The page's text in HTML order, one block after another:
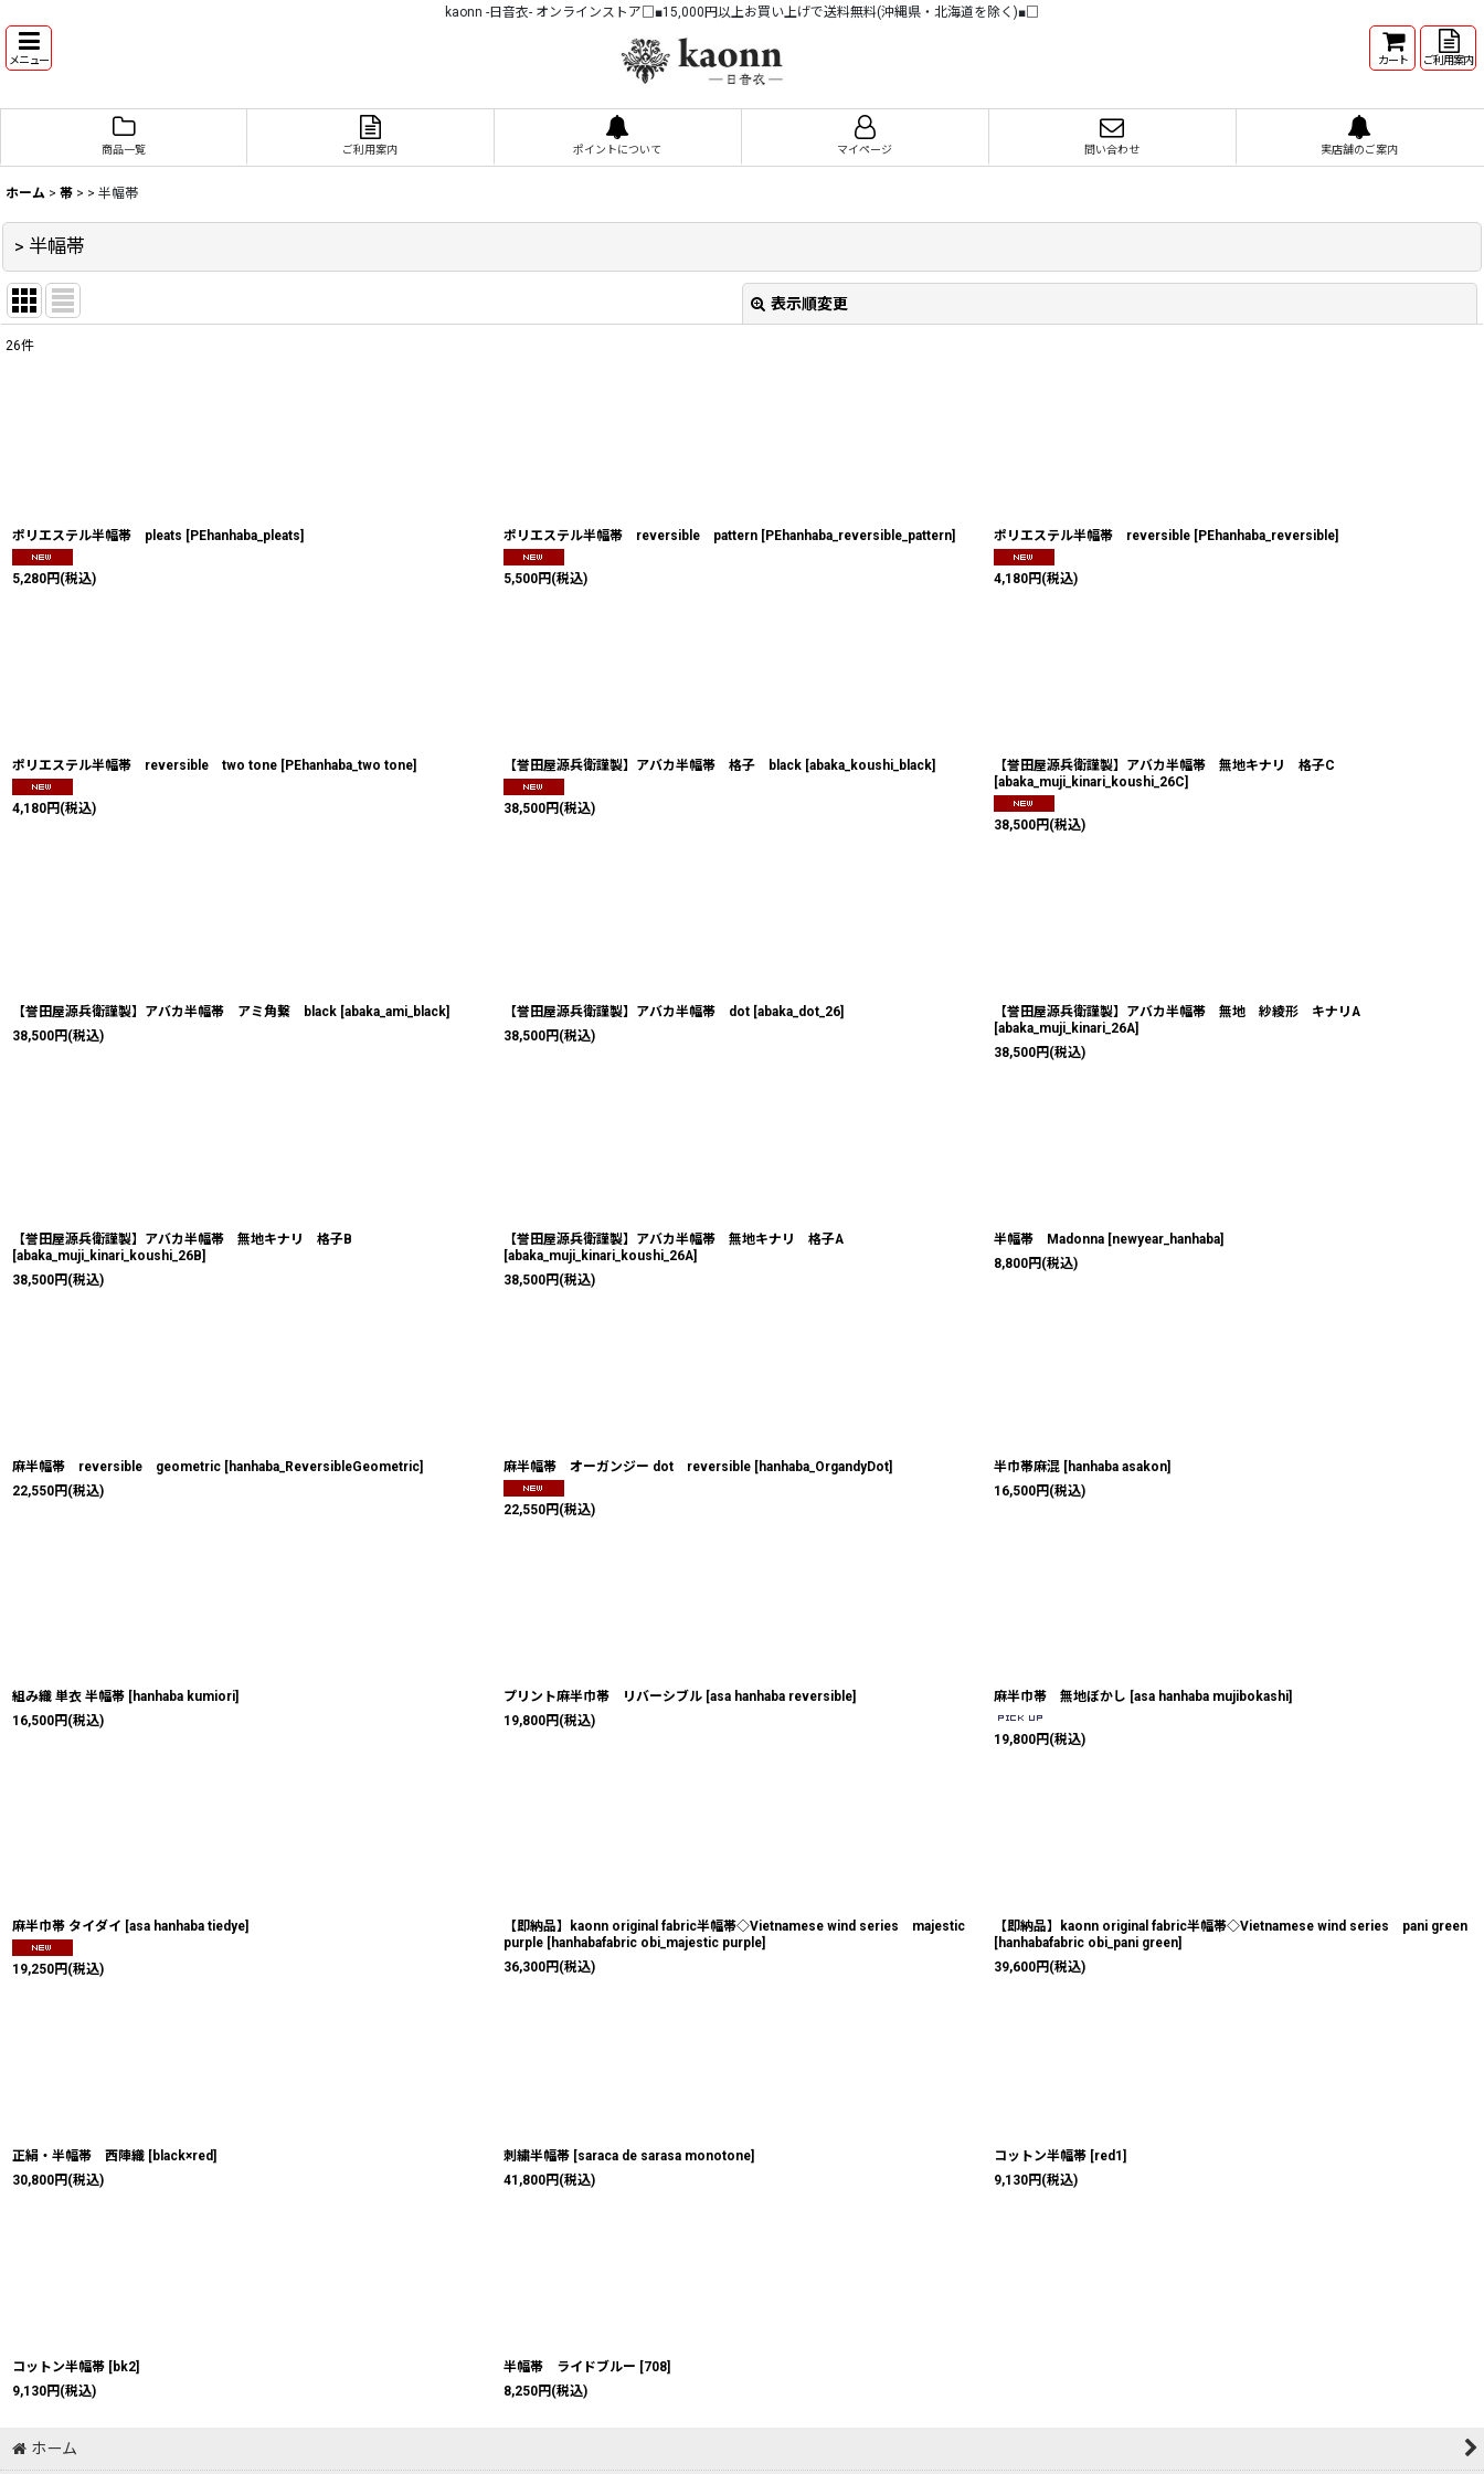
kaonn -日音衣- オンラインストア□■15,000円以上お買い上げで送料無料(沖縄県・北海道を除く)■□
メニュー カート ご利用案内
商品一覧 ご利用案内 ポイントについて マイページ 問い合わせ 実店舗のご案内
ホーム > 帯 > > 半幅帯
> 半幅帯
表示順変更
26件
ポリエステル半幅帯 pleats [PEhanhaba_pleats]
5,280円 (税込)
ポリエステル半幅帯 reversible pattern [PEhanhaba_reversible_pattern]
5,500円 (税込)
ポリエステル半幅帯 reversible [PEhanhaba_reversible]
4,180円 (税込)
ポリエステル半幅帯 reversible two tone [PEhanhaba_two tone]
4,180円 (税込)
【誉田屋源兵衛謹製】アバカ半幅帯 格子 black [abaka_koushi_black]
38,500円 (税込)
【誉田屋源兵衛謹製】アバカ半幅帯 無地キナリ 格子C
[abaka_muji_kinari_koushi_26C]
38,500円 (税込)
【誉田屋源兵衛謹製】アバカ半幅帯 アミ角繋 black [abaka_ami_black]
38,500円 (税込)
【誉田屋源兵衛謹製】アバカ半幅帯 dot [abaka_dot_26]
38,500円 (税込)
【誉田屋源兵衛謹製】アバカ半幅帯 無地 紗綾形 キナリA
[abaka_muji_kinari_26A]
38,500円 (税込)
【誉田屋源兵衛謹製】アバカ半幅帯 無地キナリ 格子B
[abaka_muji_kinari_koushi_26B]
38,500円 (税込)
【誉田屋源兵衛謹製】アバカ半幅帯 無地キナリ 格子A
[abaka_muji_kinari_koushi_26A]
38,500円 (税込)
半幅帯 Madonna [newyear_hanhaba]
8,800円 (税込)
麻半幅帯 reversible geometric [hanhaba_ReversibleGeometric]
22,550円 (税込)
麻半幅帯 オーガンジー dot reversible [hanhaba_OrgandyDot]
22,550円 (税込)
半巾帯麻混 [hanhaba asakon]
16,500円 (税込)
組み織 単衣 半幅帯 [hanhaba kumiori]
16,500円 (税込)
プリント麻半巾帯 リバーシブル [asa hanhaba reversible]
19,800円 (税込)
麻半巾帯 無地ぼかし [asa hanhaba mujibokashi]
19,800円 (税込)
麻半巾帯 タイダイ [asa hanhaba tiedye]
19,250円 (税込)
【即納品】kaonn original fabric半幅帯◇Vietnamese wind series majestic
purple [hanhabafabric obi_majestic purple]
36,300円 (税込)
【即納品】kaonn original fabric半幅帯◇Vietnamese wind series pani green
[hanhabafabric obi_pani green]
39,600円 (税込)
正絹・半幅帯 西陣織 [black×red]
30,800円 (税込)
刺繍半幅帯 [saraca de sarasa monotone]
41,800円 (税込)
コットン半幅帯 [red1]
9,130円 (税込)
コットン半幅帯 [bk2]
9,130円 (税込)
半幅帯 ライドブルー [708]
8,250円 (税込)
ホーム